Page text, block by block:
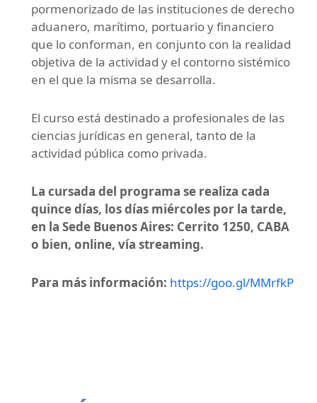
pormenorizado de las instituciones de derecho
aduanero, marítimo, portuario y financiero
que lo conforman, en conjunto con la realidad
objetiva de la actividad y el contorno sistémico
en el que la misma se desarrolla.
El curso está destinado a profesionales de las
ciencias jurídicas en general, tanto de la
actividad pública como privada.
La cursada del programa se realiza cada
quince días, los días miércoles por la tarde,
en la Sede Buenos Aires: Cerrito 1250, CABA
o bien, online, vía streaming.
Para más información: https://goo.gl/MMrfkP